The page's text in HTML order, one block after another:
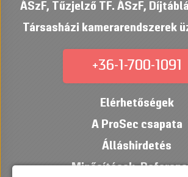
ÁSzF, Tűzjelző TF. ÁSzF,
Társasházi kamerarendszerek
+36-1-700-1091
Elérhetőségek
A ProSec csapata
Álláshirdetés
Minősítések,